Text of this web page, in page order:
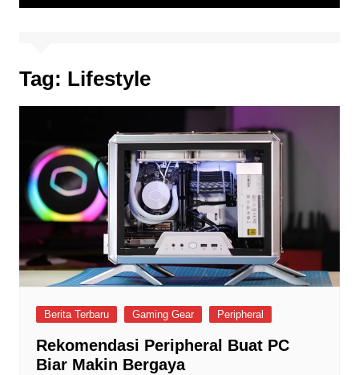
Tag: Lifestyle
Berita Terbaru Gaming Gear Peripheral
Rekomendasi Peripheral Buat PC
Biar Makin Bergaya